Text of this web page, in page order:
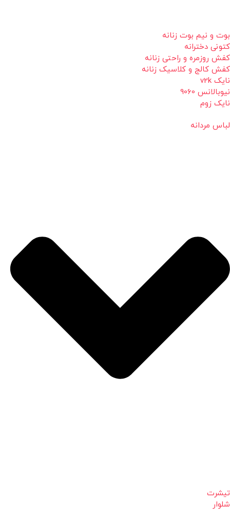
بوت و نیم بوت زنانه
کتونی دخترانه
کفش روزمره و راحتی زنانه
کفش کالج و کلاسیک زنانه
نایک v2k
نیوبالانس 9060
نایک زوم
لباس مردانه
تیشرت
شلوار